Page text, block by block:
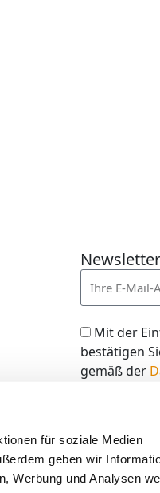
für soziale Medien
geben wir
Werbung und Analysen
Newsletter
Mit der
bestätigen
gemäß der
den ich